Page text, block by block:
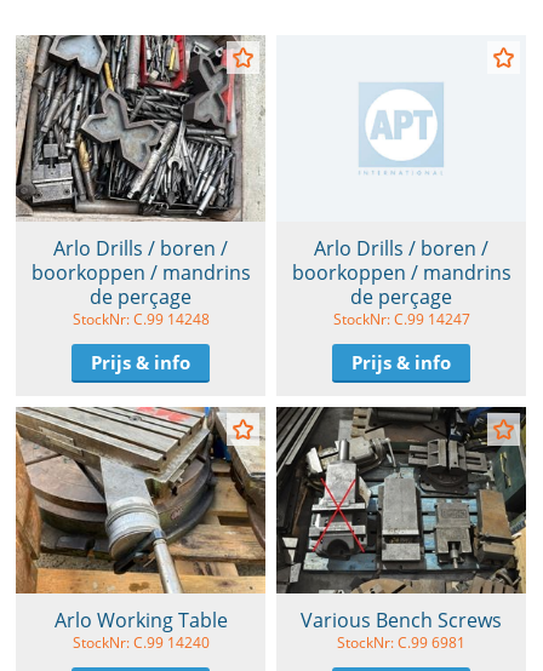
Arlo Drills / boren /
boorkoppen / mandrins
de perçage
StockNr: C.99 14248
Prijs & info
Arlo Drills / boren /
boorkoppen / mandrins
de perçage
StockNr: C.99 14247
Prijs & info
Arlo Working Table
StockNr: C.99 14240
Various Bench Screws
StockNr: C.99 6981